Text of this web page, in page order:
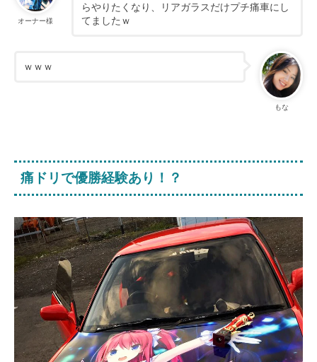
オーナー様
らやりたくなり、リアガラスだけプチ痛車にし
てましたｗ
もな
ｗｗｗ
痛ドリで優勝経験あり！？